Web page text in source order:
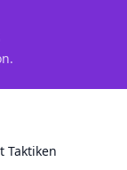
Taktiken